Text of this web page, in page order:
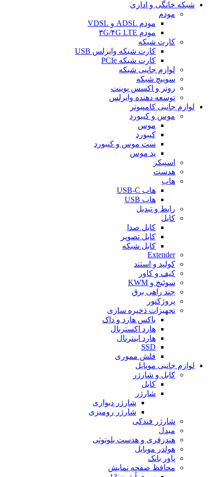
شبکه خانگی و اداری
مودم
مودم ADSL و VDSL
مودم ۳G/۴G LTE
کارت شبکه
کارت شبکه وایرلس USB
کارت شبکه PCIe
لوازم جانبی شبکه
سوییچ شبکه
روتر و اکسس پوینت
توسعه دهنده وایرلس
لوازم جانبی کامپیوتر
موس و کیبورد
موس
کیبورد
ست موس و کیبورد
پد موس
اسپیکر
هدست
هاب
هاب USB-C
هاب USB
رابط و تبدیل
کابل
کابل صدا
کابل تصویر
کابل شبکه
Extender
کولپد و استند
کیف و کاور
سوئیچ و KWM
چند راهی برق
پروژکتور
تجهیزات ذخیره سازی
باکس هارد و داک
هارد اکسترنال
هارد اینترنال
SSD
فلش مموری
لوازم جانبی موبایل
کابل و شارژر
کابل
شارژر
شارژر دیواری
شارژر رومیزی
شارژر فندکی
مبدل
هندزفری و هدست بلوتوثی
هولدر موبایل
پاور بانک
محافظ صفحه نمایش